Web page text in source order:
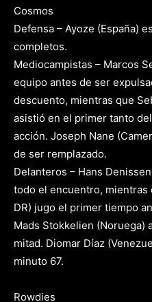
Cosmos
Defensa – Ayoze (España)
completos.
Mediocampistas – Marcos
equipo antes de ser
descuento, mientras que
asistió en el primer tanto
acción. Joseph Nane
de ser remplazado.
Delanteros – Hans
todo el encuentro, mientras
DR) jugo el primer tiempo
Mads Stokkelien (Noruega)
mitad. Diomar Díaz
minuto 67.
Rowdies